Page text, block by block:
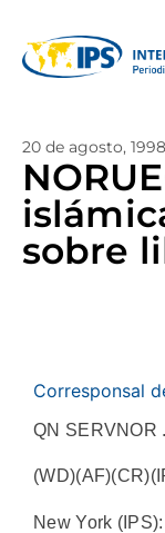
20 de agosto, 1998
sobre
Corresponsal
QN SERVNOR
New York